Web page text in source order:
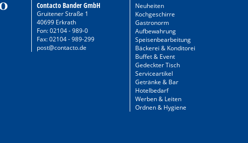
Contacto Bander GmbH
Gruitener Straße 1
40699 Erkrath
Fon: 02104 - 989-0
Fax: 02104 - 989-299
post@contacto.de
Neuheiten
Kochgeschirre
Gastronorm
Aufbewahrung
Speisenbearbeitung
Bäckerei & Konditorei
Buffet & Event
Gedeckter Tisch
Serviceartikel
Getränke & Bar
Hotelbedarf
Werben & Leiten
Ordnen & Hygiene